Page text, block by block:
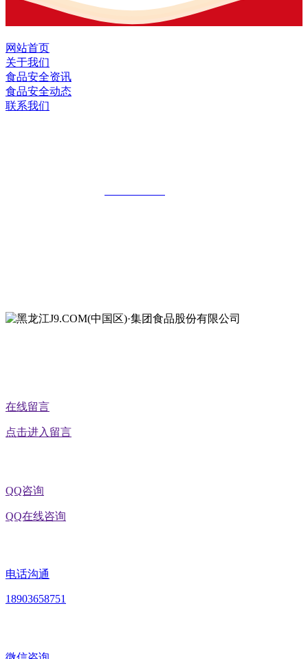
网站首页
关于我们
食品安全资讯
食品安全动态
联系我们
在线留言
点击进入留言
QQ咨询
QQ在线咨询
电话沟通
18903658751